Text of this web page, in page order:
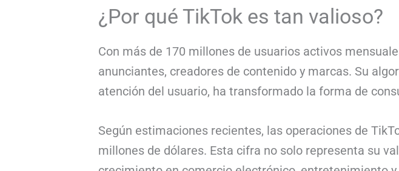
¿Por qué TikTok es tan valioso?
Con más de 170 millones de usuarios activos
anunciantes, creadores de contenido y marcas. Su
atención del usuario, ha transformado la forma de
Según estimaciones recientes, las operaciones de
millones de dólares. Esta cifra no solo representa su